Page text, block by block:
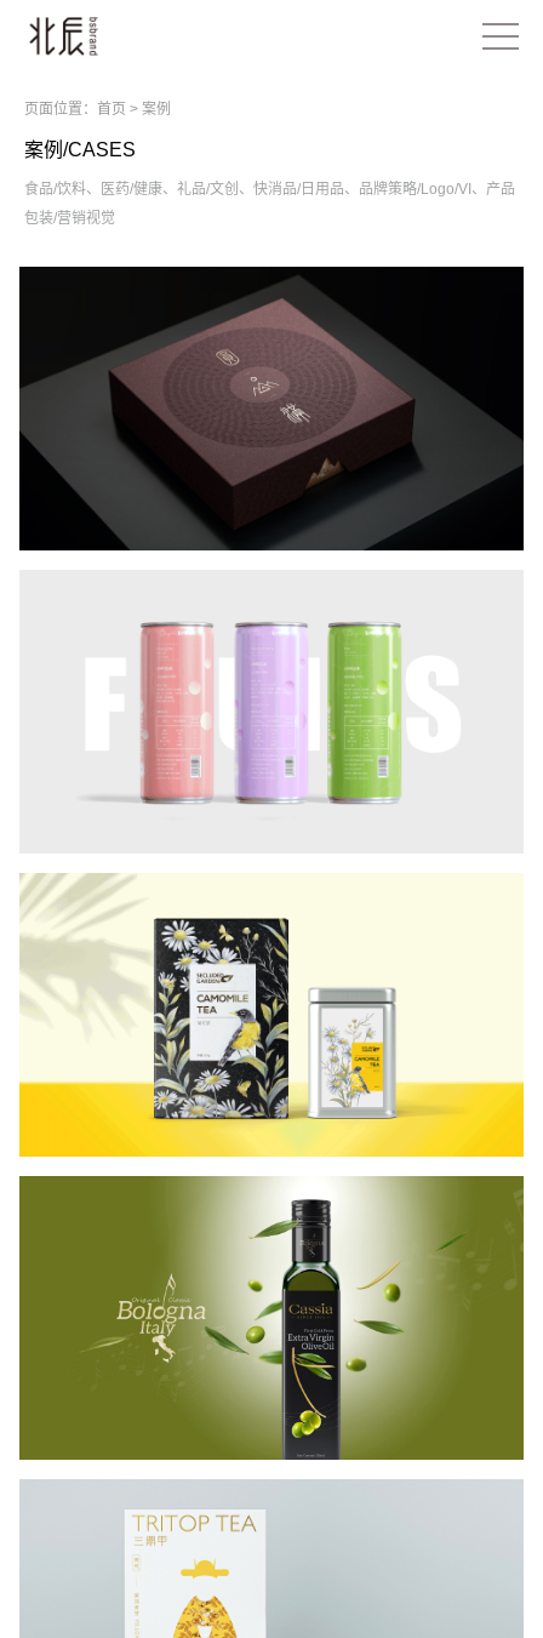
页面位置： 首页 > 案例
案例/CASES
食品/饮料、 医药/健康、 礼品/文创 、 快消品/日用品、 品牌策略/Logo/VI 、 产品
包装/营销视觉